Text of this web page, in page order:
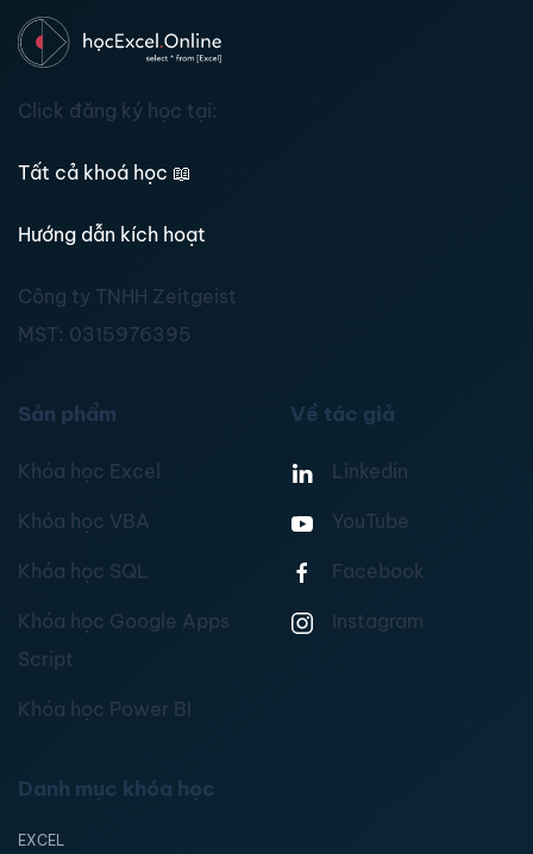
Click đăng ký học tại:
Tất cả khoá học 📖
Hướng dẫn kích hoạt
Công ty TNHH Zeitgeist
MST: 0315976395
Sản phẩm
Khóa học Excel
Khóa học VBA
Khóa học SQL
Khóa học Google Apps
Script
Khóa học Power BI
Về tác giả
Linkedin
YouTube
Facebook
Instagram
Danh mục khóa học
EXCEL